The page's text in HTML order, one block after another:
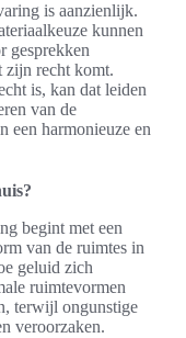
is aanzienlijk.
kunnen
gesprekken
zijn recht komt.
is, kan dat leiden
van de
een harmonieuze en
begint met een
van de ruimtes in
geluid zich
ruimtevormen
terwijl ongunstige
veroorzaken.